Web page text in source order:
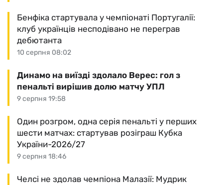
10 серпня 08:02
Бенфіка стартувала у чемпіонаті Португалії:
клуб українців несподівано не переграв
дебютанта
9 серпня 19:58
Динамо на виїзді здолало Верес: гол з
пенальті вирішив долю матчу УПЛ
9 серпня 18:46
Один розгром, одна серія пенальті у перших
шести матчах: стартував розіграш Кубка
України-2026/27
Челсі не здолав чемпіона Малазії: Мудрик